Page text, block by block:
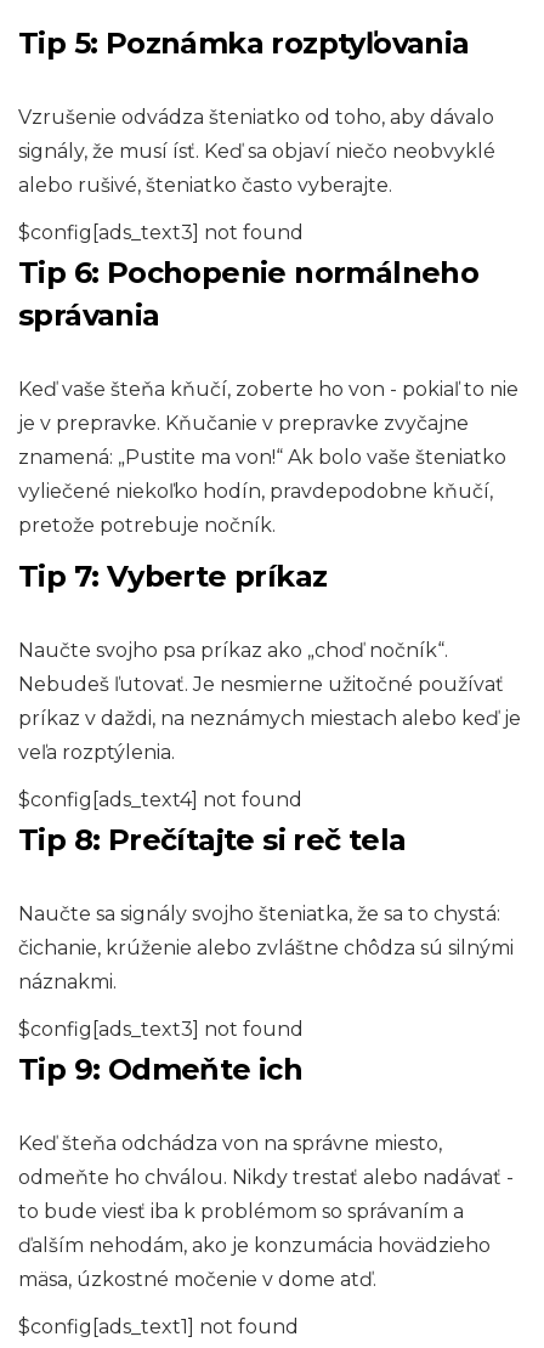
Tip 5: Poznámka rozptyľovania
Vzrušenie odvádza šteniatko od toho, aby dávalo
signály, že musí ísť. Keď sa objaví niečo neobvyklé
alebo rušivé, šteniatko často vyberajte.
$config[ads_text3] not found
Tip 6: Pochopenie normálneho
správania
Keď vaše šteňa kňučí, zoberte ho von - pokiaľ to nie
je v prepravke. Kňučanie v prepravke zvyčajne
znamená: „Pustite ma von!“ Ak bolo vaše šteniatko
vyliečené niekoľko hodín, pravdepodobne kňučí,
pretože potrebuje nočník.
Tip 7: Vyberte príkaz
Naučte svojho psa príkaz ako „choď nočník“.
Nebudeš ľutovať. Je nesmierne užitočné používať
príkaz v daždi, na neznámych miestach alebo keď je
veľa rozptýlenia.
$config[ads_text4] not found
Tip 8: Prečítajte si reč tela
Naučte sa signály svojho šteniatka, že sa to chystá:
čichanie, krúženie alebo zvláštne chôdza sú silnými
náznakmi.
$config[ads_text3] not found
Tip 9: Odmeňte ich
Keď šteňa odchádza von na správne miesto,
odmeňte ho chválou. Nikdy trestať alebo nadávať - ​​
to bude viesť iba k problémom so správaním a
ďalším nehodám, ako je konzumácia hovädzieho
mäsa, úzkostné močenie v dome atď.
$config[ads_text1] not found